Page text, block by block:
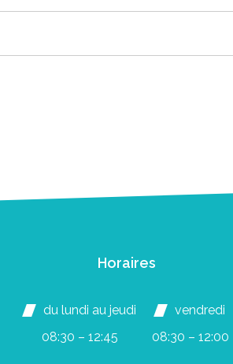
Horaires
du lundi au jeudi
08:30 – 12:45
vendredi
08:30 – 12:00